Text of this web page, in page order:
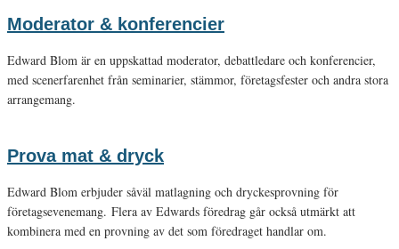
Moderator & konferencier
Edward Blom är en uppskattad moderator, debattledare och konferencier,
med scenerfarenhet från seminarier, stämmor, företagsfester och andra stora
arrangemang.
Prova mat & dryck
Edward Blom erbjuder såväl matlagning och dryckesprovning för
företagsevenemang. Flera av Edwards föredrag går också utmärkt att
kombinera med en provning av det som föredraget handlar om.